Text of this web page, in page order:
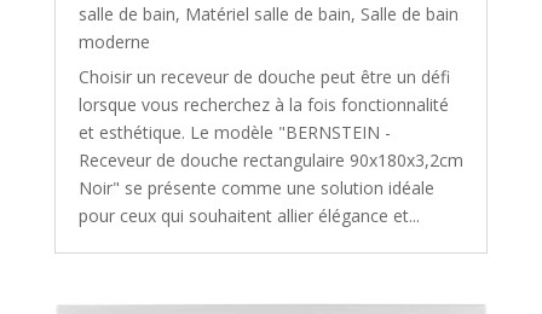
salle de bain, Matériel salle de bain, Salle de bain
moderne
Choisir un receveur de douche peut être un défi
lorsque vous recherchez à la fois fonctionnalité
et esthétique. Le modèle "BERNSTEIN -
Receveur de douche rectangulaire 90x180x3,2cm
Noir" se présente comme une solution idéale
pour ceux qui souhaitent allier élégance et...